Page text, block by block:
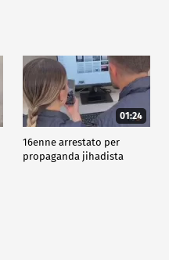
01:24
16enne arrestato per
propaganda jihadista